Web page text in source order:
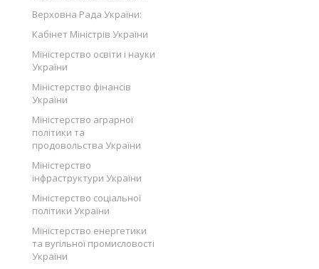
Верховна Рада України:
Кабінет Міністрів України
Міністерство освіти і науки
України
Міністерство фінансів
України
Міністерство аграрної
політики та
продовольства України
Міністерство
інфраструктури України
Міністерство соціальної
політики України
Міністерство енергетики
та вугільної промисловості
України